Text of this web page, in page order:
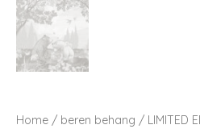
Home / beren behang / LIMITED